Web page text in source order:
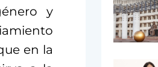
y
en la